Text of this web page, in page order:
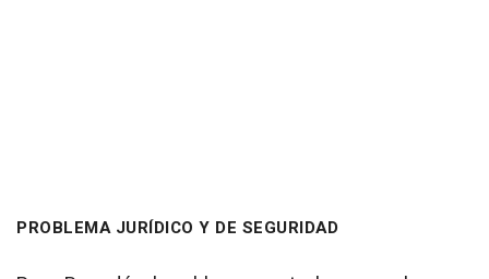
PROBLEMA JURÍDICO Y DE SEGURIDAD